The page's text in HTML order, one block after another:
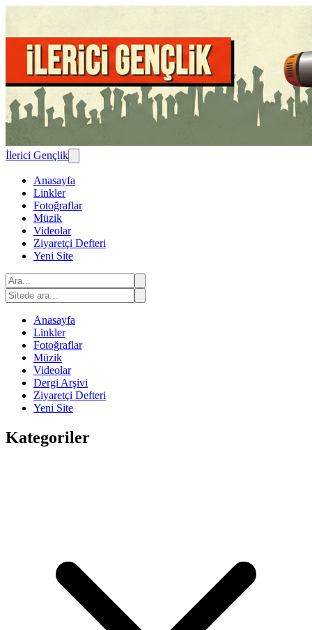
İlerici Gençlik
Anasayfa
Linkler
Fotoğraflar
Müzik
Videolar
Ziyaretçi Defteri
Yeni Site
Anasayfa
Linkler
Fotoğraflar
Müzik
Videolar
Dergi Arşivi
Ziyaretçi Defteri
Yeni Site
Kategoriler